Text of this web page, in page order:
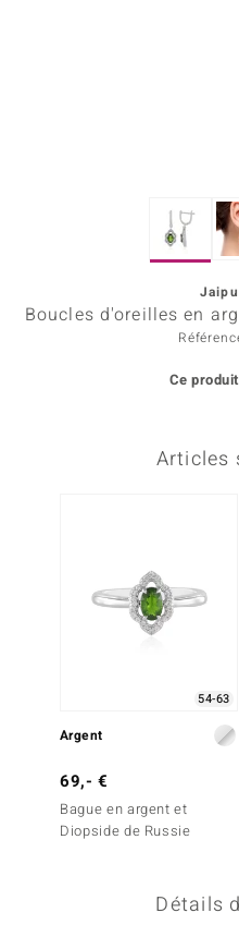
Boucles d'oreilles en
Ce
Articles
54-63
Argent
69,- €
Bague en argent et
Diopside de Russie
Détails